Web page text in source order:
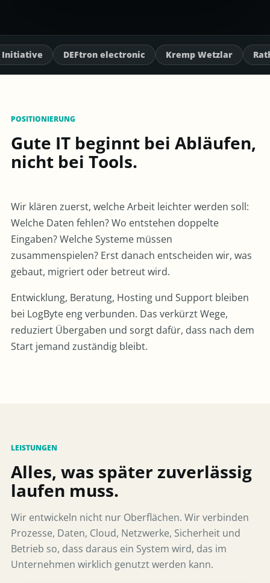
Kremp Wetzlar Rathgeber WBK
POSITIONIERUNG
Gute IT beginnt bei Abläufen,
nicht bei Tools.
Wir klären zuerst, welche Arbeit leichter werden soll:
Welche Daten fehlen? Wo entstehen doppelte
Eingaben? Welche Systeme müssen
zusammenspielen? Erst danach entscheiden wir, was
gebaut, migriert oder betreut wird.
Entwicklung, Beratung, Hosting und Support bleiben
bei LogByte eng verbunden. Das verkürzt Wege,
reduziert Übergaben und sorgt dafür, dass nach dem
Start jemand zuständig bleibt.
LEISTUNGEN
Alles, was später zuverlässig
laufen muss.
Wir entwickeln nicht nur Oberflächen. Wir verbinden
Prozesse, Daten, Cloud, Netzwerke, Sicherheit und
Betrieb so, dass daraus ein System wird, das im
Unternehmen wirklich genutzt werden kann.